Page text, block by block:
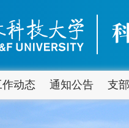
作动态 通知公告 支